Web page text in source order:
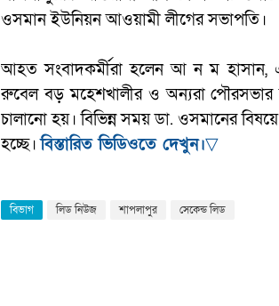
ওসমান ইউনিয়ন আওয়ামী লীগের সভাপতি।
আহত সংবাদকর্মীরা হলেন আ ন ম
রুবেল বড় মহেশখালীর ও অন্যরা পৌরসভার
চালানো হয়। বিভিন্ন সময় ডা. ওসমানের
হচ্ছে।বিস্তারিত ভিডিওতে দেখুন।▽
বিভাগ লিড নিউজ শাপলাপুর সেকেন্ড লিড